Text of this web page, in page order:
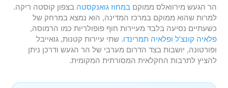
הר הגעש מירוואלס ממוקם במחוז גואנקסטה בצפון ​​קוסטה ריקה.
למרות שהוא ממוקם במרכז המדינה, הוא נמצא במרחק של
כשעתיים נסיעה בלבד מעיירות חוף פופולריות כמו הרמוסה,
פלאיה קונצ'ל ופלאיה תמרינדו. שתי עיירות קטנות, גואייבל
ופורטונה, יושבות בצד הדרום מערבי של הר הגעש ודרכן ניתן
להציץ לתרבות החקלאית המסורתית המקומית.